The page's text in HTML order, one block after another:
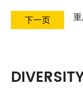
下一页